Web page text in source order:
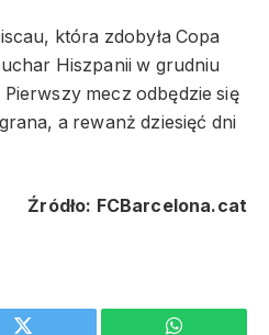
która zdobyła Copa
Hiszpanii w grudniu
mecz odbędzie się
a rewanż dziesięć dni
Źródło: FCBarcelona.cat